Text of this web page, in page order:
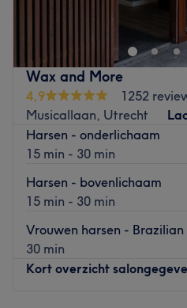
centrum en werkt alleen met
verwennen door deze salon
nieuwe frisse look!
Dichtstbijzijnde openbaar
De salon is vlakbij bushalte
treinstation Amersfoort
Het Team:
Eigenaresse Miranda heeft
kapsalons en werkt hier samen
medewerksters. Het is een
Wat we leuk vinden aan de
Sfeer: Een ontspannen sfeer.
Gespecialiseerd in:
Wax and More
4,9
1252
Musicallaan, Utrecht
Harsen - onderlichaam
15 min - 30 min
Harsen - bovenlichaam
15 min - 30 min
Vrouwen harsen - Brazilian
30 min
Kort overzicht